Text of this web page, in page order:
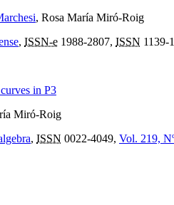
, Rosa María Miró-Roig
, ISSN-e 1988-2807, ISSN 1139-
in P3
Miró-Roig
, ISSN 0022-4049, Vol. 219,